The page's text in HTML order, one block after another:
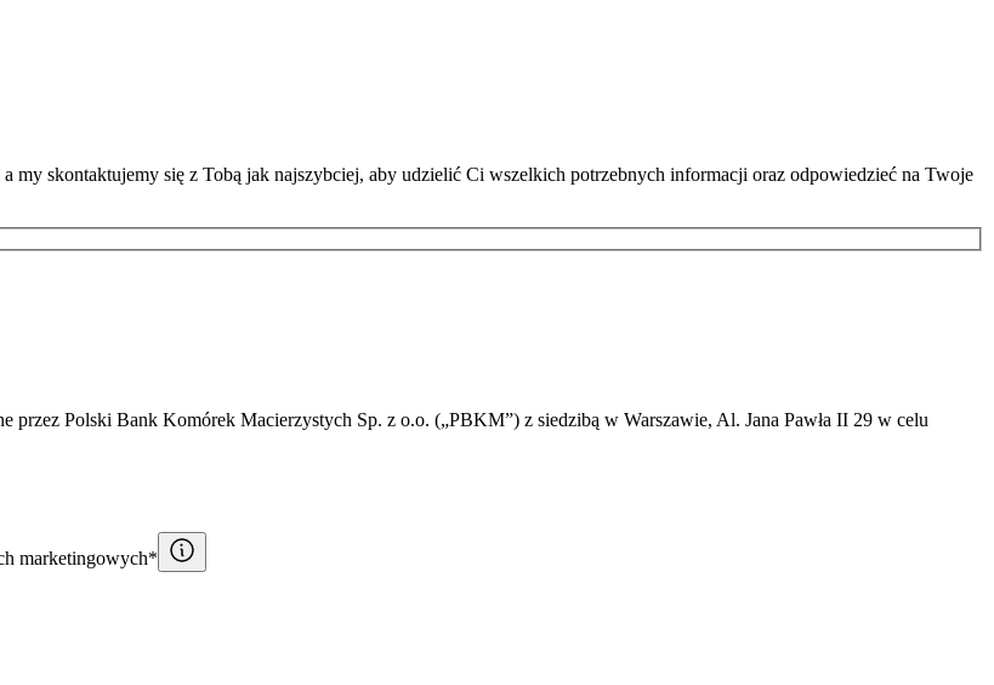
my skontaktujemy się z Tobą jak najszybciej, aby udzielić Ci wszelkich potrzebnych informacji oraz odpowiedzieć na Twoje
przez Polski Bank Komórek Macierzystych Sp. z o.o. („PBKM”) z siedzibą w Warszawie, Al. Jana Pawła II 29 w celu
marketingowych*